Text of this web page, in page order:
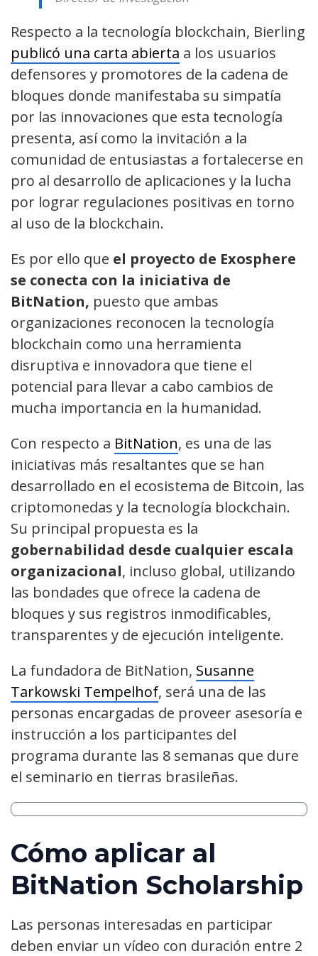
Respecto a la tecnología blockchain, Bierling
publicó una carta abierta a los usuarios
defensores y promotores de la cadena de
bloques donde manifestaba su simpatía
por las innovaciones que esta tecnología
presenta, así como la invitación a la
comunidad de entusiastas a fortalecerse en
pro al desarrollo de aplicaciones y la lucha
por lograr regulaciones positivas en torno
al uso de la blockchain.
Es por ello que el proyecto de Exosphere
se conecta con la iniciativa de
BitNation, puesto que ambas
organizaciones reconocen la tecnología
blockchain como una herramienta
disruptiva e innovadora que tiene el
potencial para llevar a cabo cambios de
mucha importancia en la humanidad.
Con respecto a BitNation, es una de las
iniciativas más resaltantes que se han
desarrollado en el ecosistema de Bitcoin, las
criptomonedas y la tecnología blockchain.
Su principal propuesta es la
gobernabilidad desde cualquier escala
organizacional, incluso global, utilizando
las bondades que ofrece la cadena de
bloques y sus registros inmodificables,
transparentes y de ejecución inteligente.
La fundadora de BitNation, Susanne
Tarkowski Tempelhof, será una de las
personas encargadas de proveer asesoría e
instrucción a los participantes del
programa durante las 8 semanas que dure
el seminario en tierras brasileñas.
Cómo aplicar al
BitNation Scholarship
Las personas interesadas en participar
deben enviar un vídeo con duración entre 2